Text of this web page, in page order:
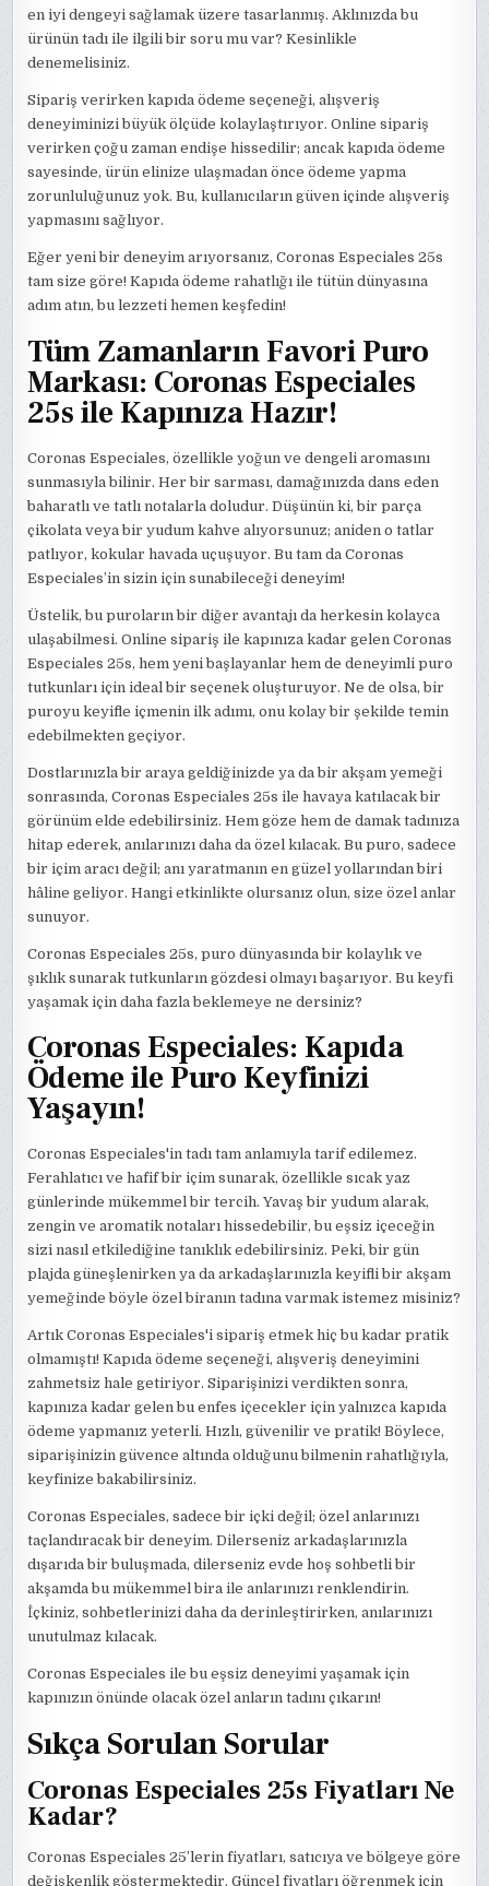
en iyi dengeyi sağlamak üzere tasarlanmış. Aklınızda bu
ürünün tadı ile ilgili bir soru mu var? Kesinlikle
denemelisiniz.
Sipariş verirken kapıda ödeme seçeneği, alışveriş
deneyiminizi büyük ölçüde kolaylaştırıyor. Online sipariş
verirken çoğu zaman endişe hissedilir; ancak kapıda ödeme
sayesinde, ürün elinize ulaşmadan önce ödeme yapma
zorunluluğunuz yok. Bu, kullanıcıların güven içinde alışveriş
yapmasını sağlıyor.
Eğer yeni bir deneyim arıyorsanız, Coronas Especiales 25s
tam size göre! Kapıda ödeme rahatlığı ile tütün dünyasına
adım atın, bu lezzeti hemen keşfedin!
Tüm Zamanların Favori Puro
Markası: Coronas Especiales
25s ile Kapınıza Hazır!
Coronas Especiales, özellikle yoğun ve dengeli aromasını
sunmasıyla bilinir. Her bir sarması, damağınızda dans eden
baharatlı ve tatlı notalarla doludur. Düşünün ki, bir parça
çikolata veya bir yudum kahve alıyorsunuz; aniden o tatlar
patlıyor, kokular havada uçuşuyor. Bu tam da Coronas
Especiales’in sizin için sunabileceği deneyim!
Üstelik, bu puroların bir diğer avantajı da herkesin kolayca
ulaşabilmesi. Online sipariş ile kapınıza kadar gelen Coronas
Especiales 25s, hem yeni başlayanlar hem de deneyimli puro
tutkunları için ideal bir seçenek oluşturuyor. Ne de olsa, bir
puroyu keyifle içmenin ilk adımı, onu kolay bir şekilde temin
edebilmekten geçiyor.
Dostlarınızla bir araya geldiğinizde ya da bir akşam yemeği
sonrasında, Coronas Especiales 25s ile havaya katılacak bir
görünüm elde edebilirsiniz. Hem göze hem de damak tadınıza
hitap ederek, anılarınızı daha da özel kılacak. Bu puro, sadece
bir içim aracı değil; anı yaratmanın en güzel yollarından biri
hâline geliyor. Hangi etkinlikte olursanız olun, size özel anlar
sunuyor.
Coronas Especiales 25s, puro dünyasında bir kolaylık ve
şıklık sunarak tutkunların gözdesi olmayı başarıyor. Bu keyfi
yaşamak için daha fazla beklemeye ne dersiniz?
Coronas Especiales: Kapıda
Ödeme ile Puro Keyfinizi
Yaşayın!
Coronas Especiales'in tadı tam anlamıyla tarif edilemez.
Ferahlatıcı ve hafif bir içim sunarak, özellikle sıcak yaz
günlerinde mükemmel bir tercih. Yavaş bir yudum alarak,
zengin ve aromatik notaları hissedebilir, bu eşsiz içeceğin
sizi nasıl etkilediğine tanıklık edebilirsiniz. Peki, bir gün
plajda güneşlenirken ya da arkadaşlarınızla keyifli bir akşam
yemeğinde böyle özel biranın tadına varmak istemez misiniz?
Artık Coronas Especiales'i sipariş etmek hiç bu kadar pratik
olmamıştı! Kapıda ödeme seçeneği, alışveriş deneyimini
zahmetsiz hale getiriyor. Siparişinizi verdikten sonra,
kapınıza kadar gelen bu enfes içecekler için yalnızca kapıda
ödeme yapmanız yeterli. Hızlı, güvenilir ve pratik! Böylece,
siparişinizin güvence altında olduğunu bilmenin rahatlığıyla,
keyfinize bakabilirsiniz.
Coronas Especiales, sadece bir içki değil; özel anlarınızı
taçlandıracak bir deneyim. Dilerseniz arkadaşlarınızla
dışarıda bir buluşmada, dilerseniz evde hoş sohbetli bir
akşamda bu mükemmel bira ile anlarınızı renklendirin.
İçkiniz, sohbetlerinizi daha da derinleştirirken, anılarınızı
unutulmaz kılacak.
Coronas Especiales ile bu eşsiz deneyimi yaşamak için
kapınızın önünde olacak özel anların tadını çıkarın!
Sıkça Sorulan Sorular
Coronas Especiales 25s Fiyatları Ne
Kadar?
Coronas Especiales 25’lerin fiyatları, satıcıya ve bölgeye göre
değişkenlik göstermektedir. Güncel fiyatları öğrenmek için